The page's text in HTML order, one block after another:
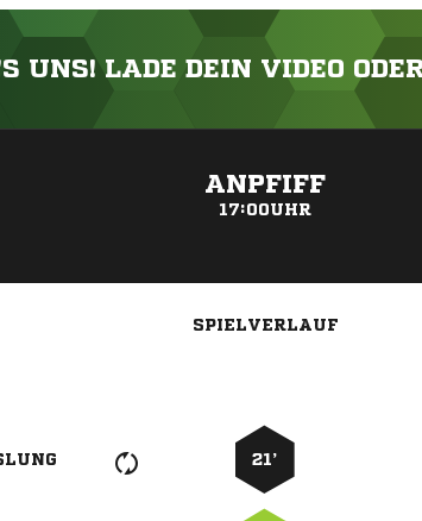
UNS! LADE DEIN VIDEO
ANPFIFF
17:00UHR
SPIELVERLAUF
21’